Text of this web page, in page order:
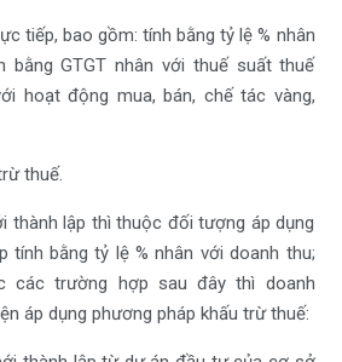
tiếp, bao gồm: tính bằng tỷ lệ % nhân
bằng GTGT nhân với thuế suất thuế
hoạt động mua, bán, chế tác vàng,
thuế.
thành lập thì thuộc đối tượng áp dụng
tính bằng tỷ lệ % nhân với doanh thu;
các trường hợp sau đây thì doanh
áp dụng phương pháp khấu trừ thuế: